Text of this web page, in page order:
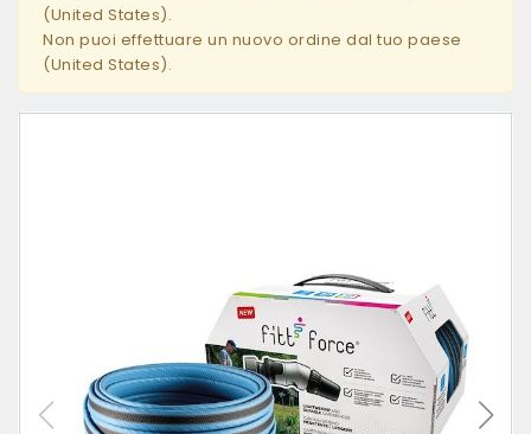
(United States).
Non puoi effettuare un nuovo ordine dal tuo paese
(United States).